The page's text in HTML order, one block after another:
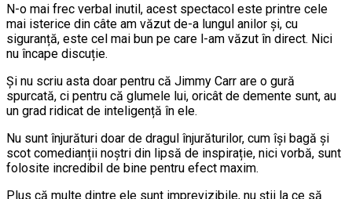
N-o mai frec verbal inutil, acest spectacol este printre cele
mai isterice din câte am văzut de-a lungul anilor și, cu
siguranță, este cel mai bun pe care l-am văzut în direct. Nici
nu încape discuție.
Și nu scriu asta doar pentru că Jimmy Carr are o gură
spurcată, ci pentru că glumele lui, oricât de demente sunt, au
un grad ridicat de inteligență în ele.
Nu sunt înjurături doar de dragul înjurăturilor, cum își bagă și
scot comedianții noștri din lipsă de inspirație, nici vorbă, sunt
folosite incredibil de bine pentru efect maxim.
Plus că multe dintre ele sunt imprevizibile, nu știi la ce să